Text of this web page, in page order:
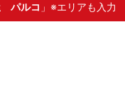
パルコ 」※エリアも入力